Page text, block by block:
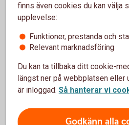
överblick? Vi kan inte flytta din
men hjälper gärna till med det.
Ring 0430-735 00 så
tjänstepensionen
Hitta ettbankkontor
finns även cookies du kan välja
upplevelse:
Funktioner, prestanda och
Relevant marknadsföring
Du kan ta tillbaka ditt cookie-
längst ner på webbplatsen eller
är inloggad. Så hanterar vi
Godkänn alla